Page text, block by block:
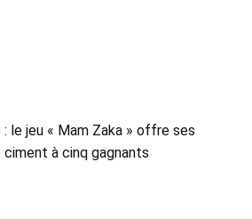
: le jeu « Mam Zaka » offre ses
à cinq gagnants